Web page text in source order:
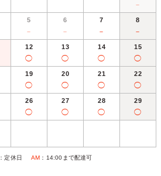
－
5
－
6
－
7
－
8
－
12
◯
13
◯
14
◯
15
◯
19
◯
20
◯
21
◯
22
◯
26
◯
27
◯
28
◯
29
◯
：定休日 AM ：14:00まで配達可